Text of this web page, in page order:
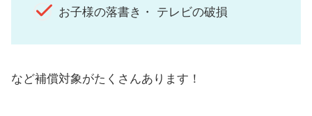
お子様の落書き・ テレビの破損
など補償対象がたくさんあります！